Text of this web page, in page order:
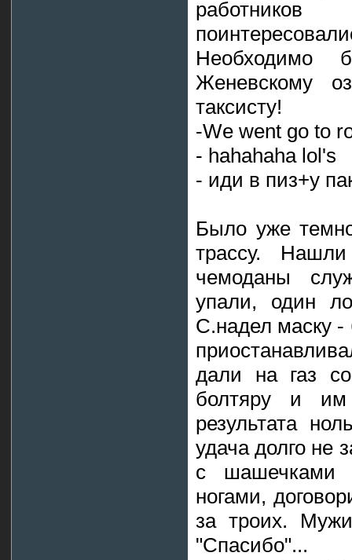
Женевскому
таксисту!
-We went go to
- hahahaha lol's
- иди в пиз+у
Было уже
трассу.
чемоданы
упали, один
С.надел маску -
дали на газ
болтяру и им
результата
удача долго не
с шашечками
ногами,
за троих.
"Спасибо"...